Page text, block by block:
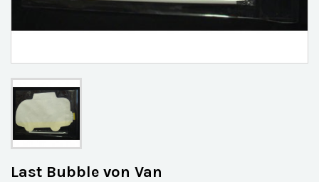
Last Bubble von Van